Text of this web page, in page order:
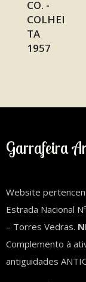
Garrafeira
Website
Estrada Nacional
– Torres Vedras.
Complemento à
antiguidades